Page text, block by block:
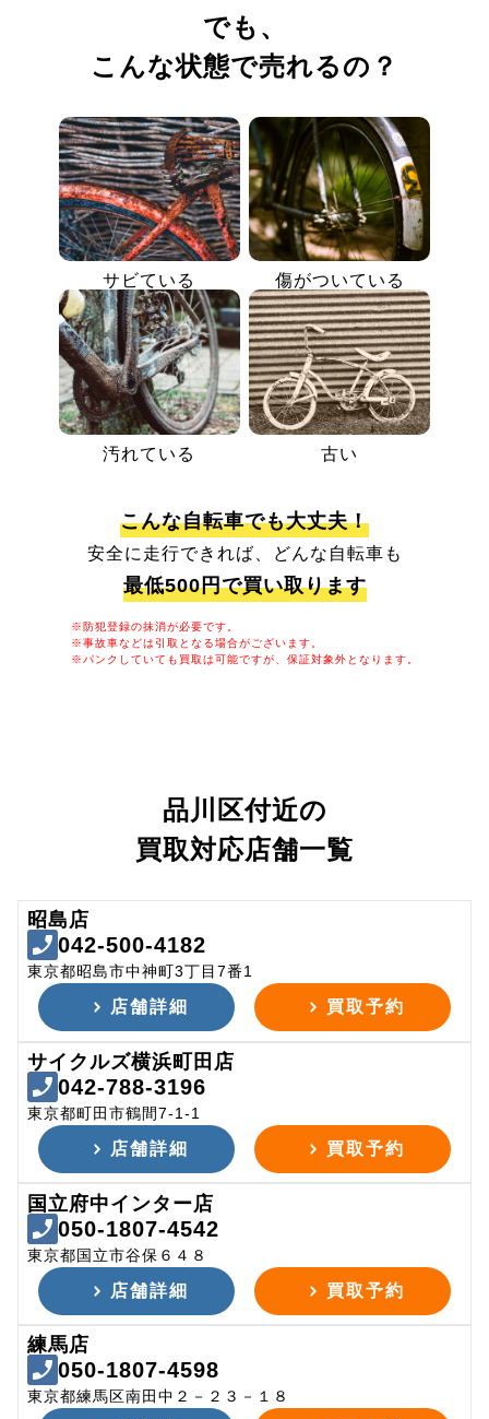
でも、
こんな状態で売れるの？
サビている 傷がついている
汚れている 古い
こんな自転車でも大丈夫！
安全に走行できれば、どんな自転車も
最低500円で買い取ります
※防犯登録の抹消が必要です。
※事故車などは引取となる場合がございます。
※パンクしていても買取は可能ですが、保証対象外となります。
品川区付近の
買取対応店舗一覧
昭島店
042-500-4182
東京都昭島市中神町3丁目7番1
店舗詳細 買取予約
サイクルズ横浜町田店
042-788-3196
東京都町田市鶴間7-1-1
店舗詳細 買取予約
国立府中インター店
050-1807-4542
東京都国立市谷保６４８
店舗詳細 買取予約
練馬店
050-1807-4598
東京都練馬区南田中２－２３－１８